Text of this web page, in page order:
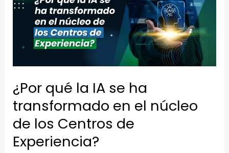
¿Por qué la IA se ha
transformado en el núcleo
de los Centros de
Experiencia?
la
transformado
en
el
núcleo
de
los